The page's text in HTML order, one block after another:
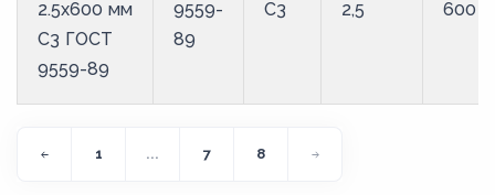
2.5x600 мм
С3 ГОСТ
9559-89
9559-
89
С3 2,5 600
1 ... 7 8